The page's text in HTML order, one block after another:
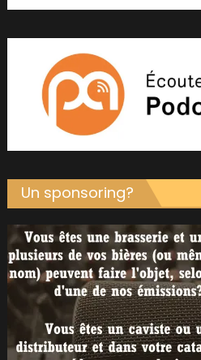
Un sponsoring?